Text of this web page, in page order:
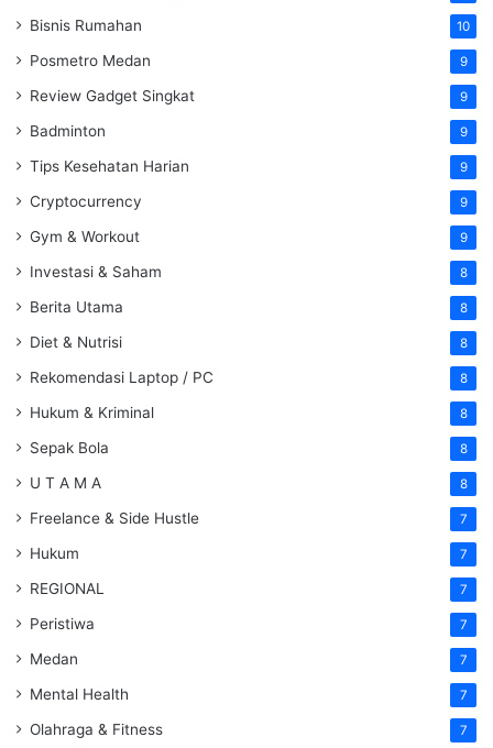
Bisnis Rumahan 10
Posmetro Medan 9
Review Gadget Singkat 9
Badminton 9
Tips Kesehatan Harian 9
Cryptocurrency 9
Gym & Workout 9
Investasi & Saham 8
Berita Utama 8
Diet & Nutrisi 8
Rekomendasi Laptop / PC 8
Hukum & Kriminal 8
Sepak Bola 8
U T A M A 8
Freelance & Side Hustle 7
Hukum 7
REGIONAL 7
Peristiwa 7
Medan 7
Mental Health 7
Olahraga & Fitness 7